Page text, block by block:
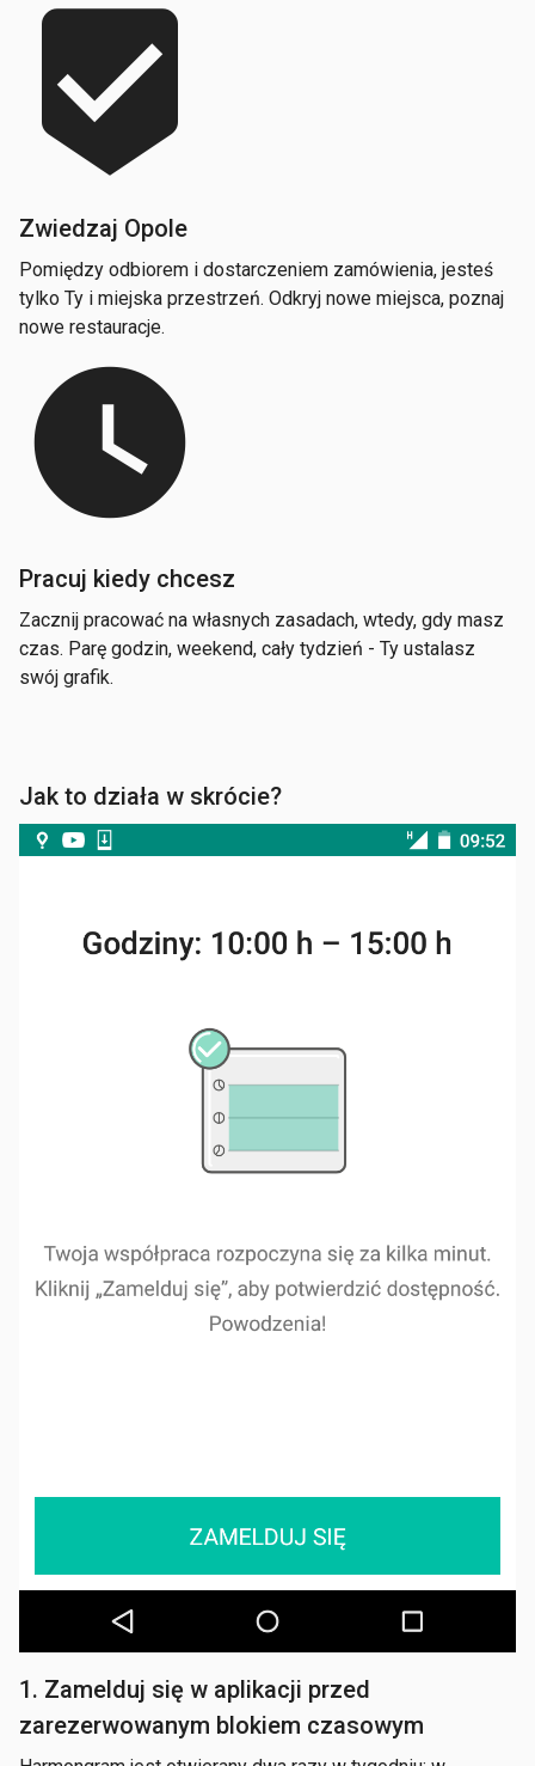
beenhere
Zwiedzaj Opole
Pomiędzy odbiorem i dostarczeniem zamówienia, jesteś
tylko Ty i miejska przestrzeń. Odkryj nowe miejsca, poznaj
nowe restauracje.
watch_later
Pracuj kiedy chcesz
Zacznij pracować na własnych zasadach, wtedy, gdy masz
czas. Parę godzin, weekend, cały tydzień - Ty ustalasz
swój grafik.
Jak to działa w skrócie?
1. Zamelduj się w aplikacji przed
zarezerwowanym blokiem czasowym